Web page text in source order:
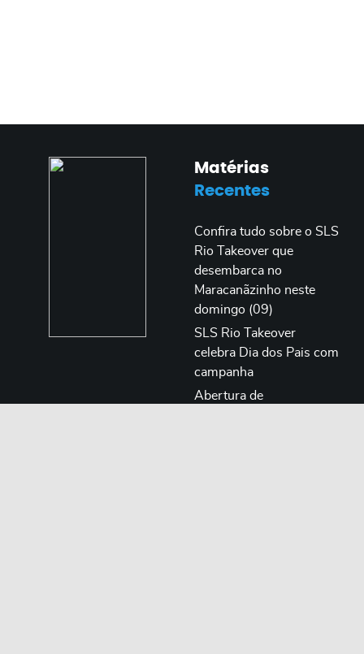
Matérias
Recentes
Confira tudo sobre o SLS
Rio Takeover que
desembarca no
Maracanãzinho neste
domingo (09)
SLS Rio Takeover
celebra Dia dos Pais com
campanha
Abertura de